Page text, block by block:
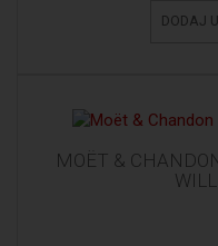
DODAJ
MOËT &